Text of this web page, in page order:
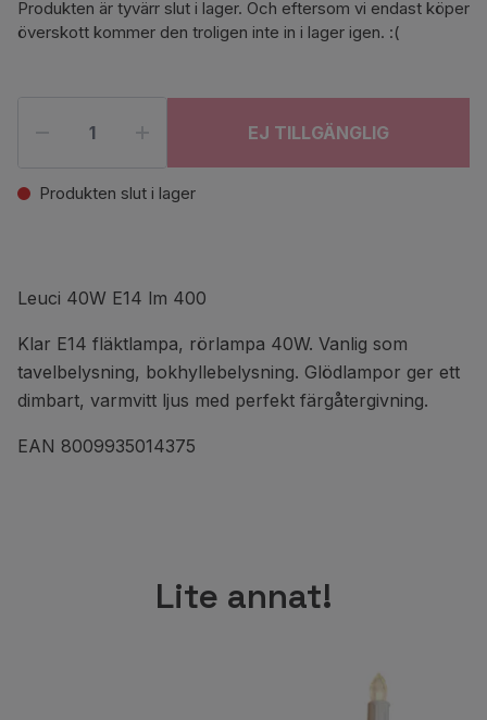
Produkten är tyvärr slut i lager. Och eftersom vi endast köper
överskott kommer den troligen inte in i lager igen. :(
EJ TILLGÄNGLIG
Produkten slut i lager
Leuci 40W E14 lm 400
Klar E14 fläktlampa, rörlampa 40W. Vanlig som
tavelbelysning, bokhyllebelysning. Glödlampor ger ett
dimbart, varmvitt ljus med perfekt färgåtergivning.
EAN 8009935014375
Lite annat!